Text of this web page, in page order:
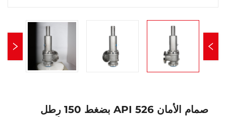
صمام الأمان API 526 بضغط 150 رطل